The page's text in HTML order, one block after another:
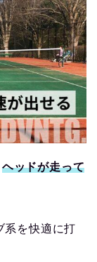
ヘッドが走って
系を快適に打